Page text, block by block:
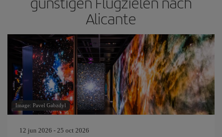
Alicante
Image: Pavel Gabzdyl
12 jun 2026 - 25 oct 2026